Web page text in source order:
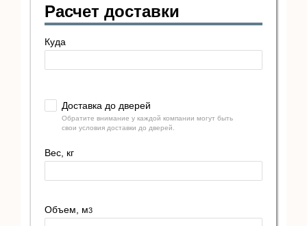
Расчет доставки
Куда
Доставка до дверей
Обратите внимание у каждой компании могут быть
свои условия доставки до дверей.
Вес, кг
Объем, м3